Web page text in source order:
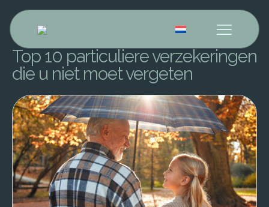
Nederlands
Top 10 particuliere verzekeringen
die u niet moet vergeten